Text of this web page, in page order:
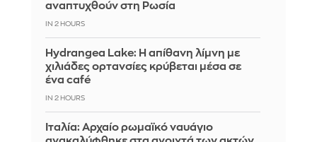
αναπτυχθούν στη Ρωσία
IN 2 HOURS
Hydrangea Lake: Η απίθανη λίμνη με
χιλιάδες ορτανσίες κρύβεται μέσα σε
ένα café
IN 2 HOURS
Ιταλία: Αρχαίο ρωμαϊκό ναυάγιο